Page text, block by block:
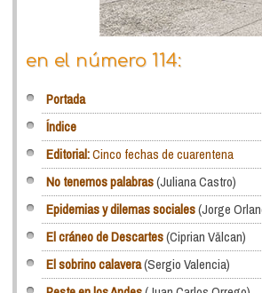
en el número 114:
Portada
Índice
Editorial:Cinco fechas de cuarentena
No tenemos palabras(Juliana Castro)
Epidemias y dilemas sociales(Jorge
El cráneo de Descartes(Ciprian Vălcan)
El sobrino calavera(Sergio Valencia)